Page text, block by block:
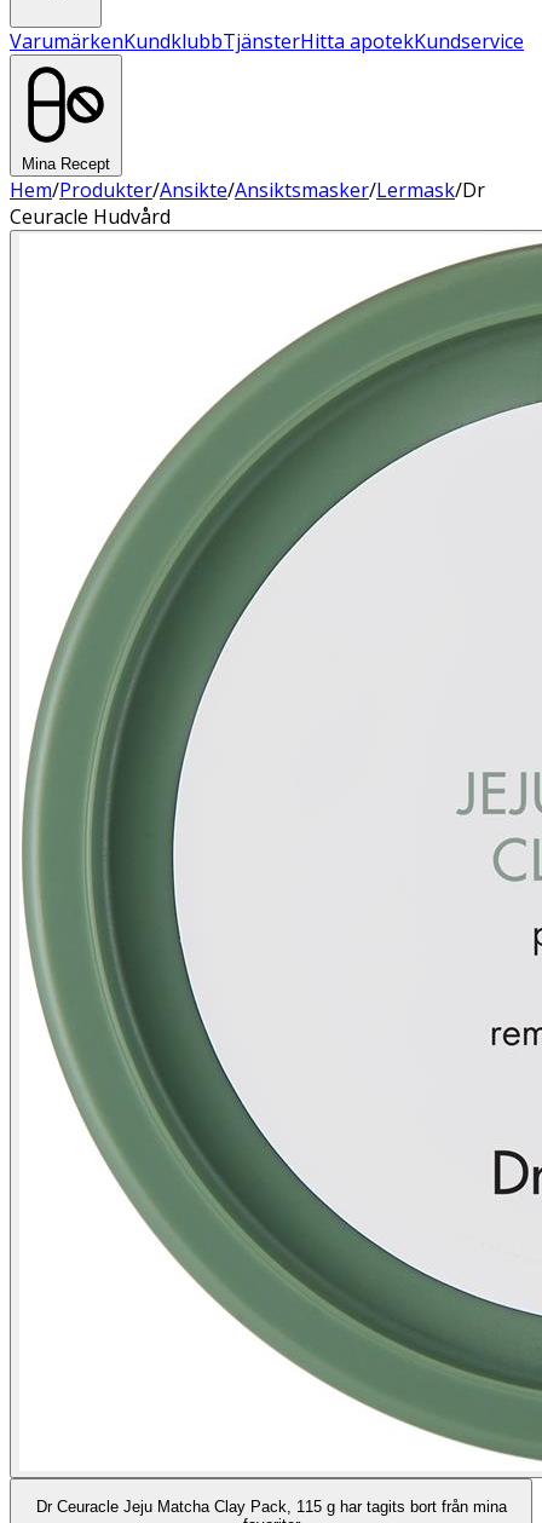
VarumärkenKundklubbTjänsterHitta apotekKundservice
Mina Recept
Hem/Produkter/Ansikte/Ansiktsmasker/Lermask/Dr
Ceuracle Hudvård
Dr Ceuracle Jeju Matcha Clay Pack, 115 g har tagits bort från mina